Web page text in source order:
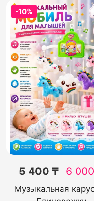
-10%
5 400 ₸ 6 000
Музыкальная